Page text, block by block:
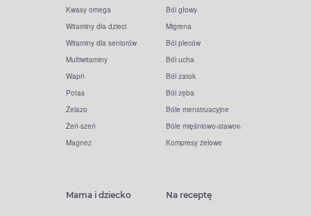
Kwasy omega
Witaminy dla dzieci
Witaminy dla seniorów
Multiwitaminy
Wapń
Potas
Żelazo
Żeń-szeń
Magnez
Ból głowy
Migrena
Ból pleców
Ból ucha
Ból zatok
Ból zęba
Bóle menstruacyjne
Bóle mięśniowo-stawowe
Kompresy żelowe
Mama i dziecko Na receptę